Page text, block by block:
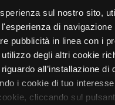
sul nostro sito,
di
pubblicità in linea con i
degli altri cookie
all’installazione di
i cookie di tuo
cliccando sul